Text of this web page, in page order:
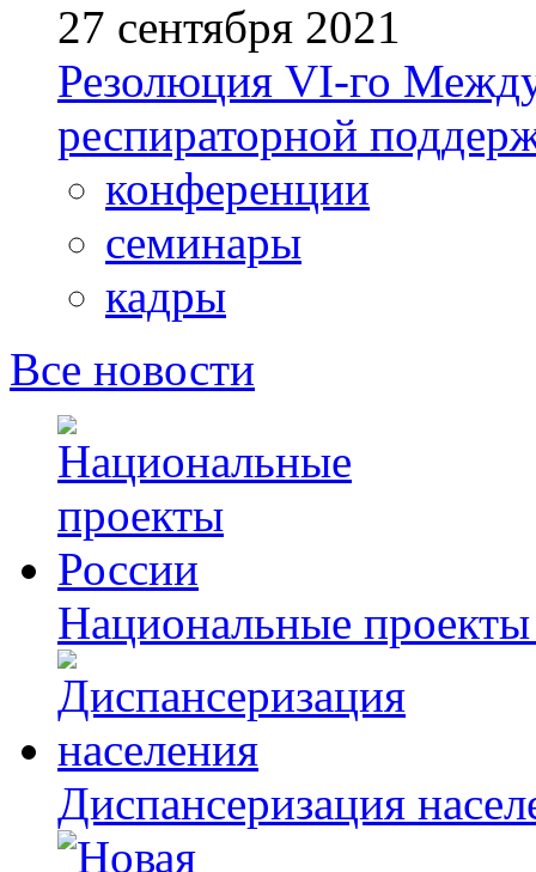
27 сентября 2021
Резолюция VI-го
респираторной
конференции
семинары
кадры
Все новости
Национальные
Диспансеризация